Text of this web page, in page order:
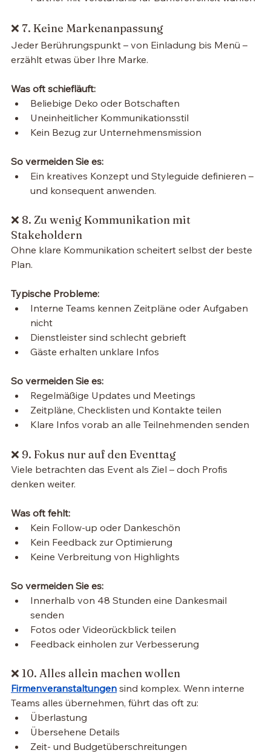
❌ 7. Keine Markenanpassung
Jeder Berührungspunkt – von Einladung bis Menü –
erzählt etwas über Ihre Marke.
Was oft schiefläuft:
Beliebige Deko oder Botschaften
Uneinheitlicher Kommunikationsstil
Kein Bezug zur Unternehmensmission
So vermeiden Sie es:
Ein kreatives Konzept und Styleguide definieren –
und konsequent anwenden.
❌ 8. Zu wenig Kommunikation mit
Stakeholdern
Ohne klare Kommunikation scheitert selbst der beste
Plan.
Typische Probleme:
Interne Teams kennen Zeitpläne oder Aufgaben
nicht
Dienstleister sind schlecht gebrieft
Gäste erhalten unklare Infos
So vermeiden Sie es:
Regelmäßige Updates und Meetings
Zeitpläne, Checklisten und Kontakte teilen
Klare Infos vorab an alle Teilnehmenden senden
❌ 9. Fokus nur auf den Eventtag
Viele betrachten das Event als Ziel – doch Profis
denken weiter.
Was oft fehlt:
Kein Follow-up oder Dankeschön
Kein Feedback zur Optimierung
Keine Verbreitung von Highlights
So vermeiden Sie es:
Innerhalb von 48 Stunden eine Dankesmail
senden
Fotos oder Videorückblick teilen
Feedback einholen zur Verbesserung
❌ 10. Alles allein machen wollen
Firmenveranstaltungen sind komplex. Wenn interne
Teams alles übernehmen, führt das oft zu:
Überlastung
Übersehene Details
Zeit- und Budgetüberschreitungen